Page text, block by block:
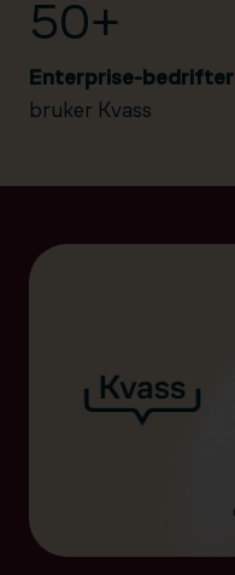
50+
Enterprise-bedrifter
bruker Kvass